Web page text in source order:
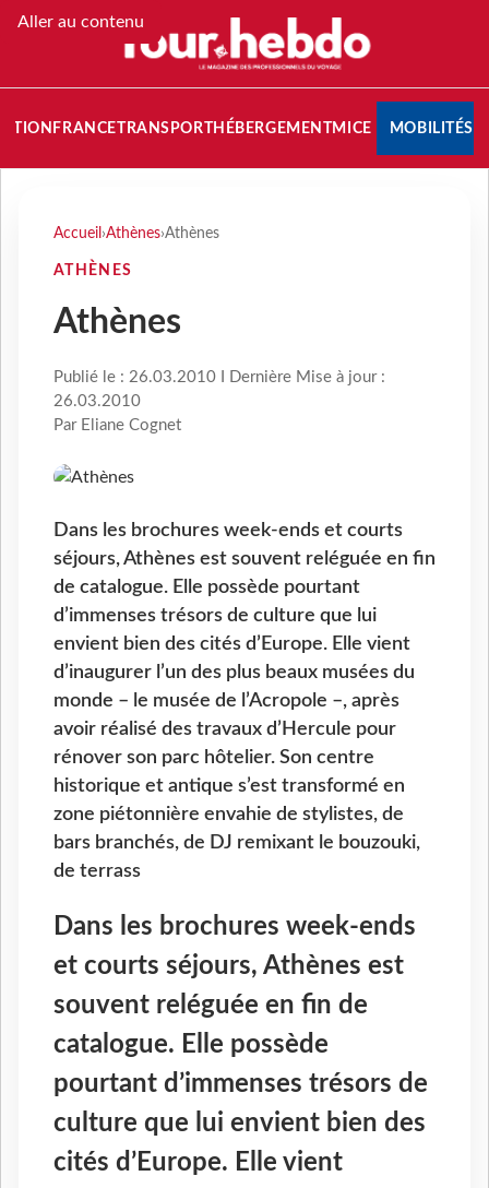
Aller au contenu
FRANCETRANSPORT HÉBERGEMENTMICE MOBILITÉS
Accueil ›Athènes›Athènes
ATHÈNES
Athènes
Publié le : 26.03.2010 I Dernière Mise à jour :
26.03.2010
Par Eliane Cognet
Dans les brochures week-ends et courts
séjours, Athènes est souvent reléguée en fin
de catalogue. Elle possède pourtant
d’immenses trésors de culture que lui
envient bien des cités d’Europe. Elle vient
d’inaugurer l’un des plus beaux musées du
monde – le musée de l’Acropole –, après
avoir réalisé des travaux d’Hercule pour
rénover son parc hôtelier. Son centre
historique et antique s’est transformé en
zone piétonnière envahie de stylistes, de
bars branchés, de DJ remixant le bouzouki,
de terrass
Dans les brochures week-ends
et courts séjours, Athènes est
souvent reléguée en fin de
catalogue. Elle possède
pourtant d’immenses trésors de
culture que lui envient bien des
cités d’Europe. Elle vient